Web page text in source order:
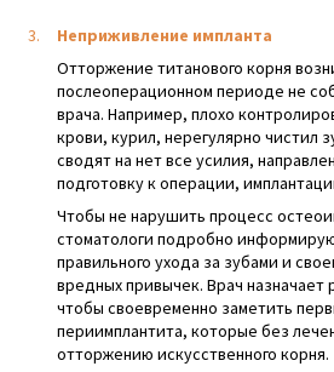
Неприживление импланта
Отторжение титанового корня
послеоперационном периоде не
врача. Например, плохо
крови, курил, нерегулярно чистил
сводят на нет все усилия,
подготовку к операции,
Чтобы не нарушить процесс
стоматологи подробно
правильного ухода за зубами и
вредных привычек. Врач назначает
чтобы своевременно заметить
периимплантита, которые без
отторжению искусственного корня.